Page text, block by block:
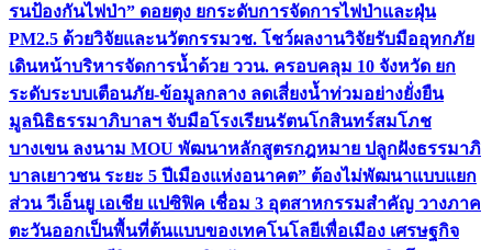
รนป้องกันไฟป่า” ดอยตุง ยกระดับการจัดการไฟป่าและฝุ่น
PM2.5 ด้วยวิจัยและนวัตกรรมวช. โชว์ผลงานวิจัยรับมืออุทกภัย
เดินหน้าบริหารจัดการน้ำด้วย ววน. ครอบคลุม 10 จังหวัด ยก
ระดับระบบเตือนภัย-ข้อมูลกลาง ลดเสี่ยงน้ำท่วมอย่างยั่งยืน
มูลนิธิธรรมาภิบาลฯ จับมือโรงเรียนรัตนโกสินทร์สมโภช
บางเขน ลงนาม MOU พัฒนาหลักสูตรกฎหมาย ปลูกฝังธรรมาภิ
บาลเยาวชน ระยะ 5 ปีเมืองแห่งอนาคต” ต้องไม่พัฒนาแบบแยก
ส่วน วีเอ็นยู เอเชีย แปซิฟิค เชื่อม 3 อุตสาหกรรมสำคัญ วางภาค
ตะวันออกเป็นพื้นที่ต้นแบบของเทคโนโลยีเพื่อเมือง เศรษฐกิจ